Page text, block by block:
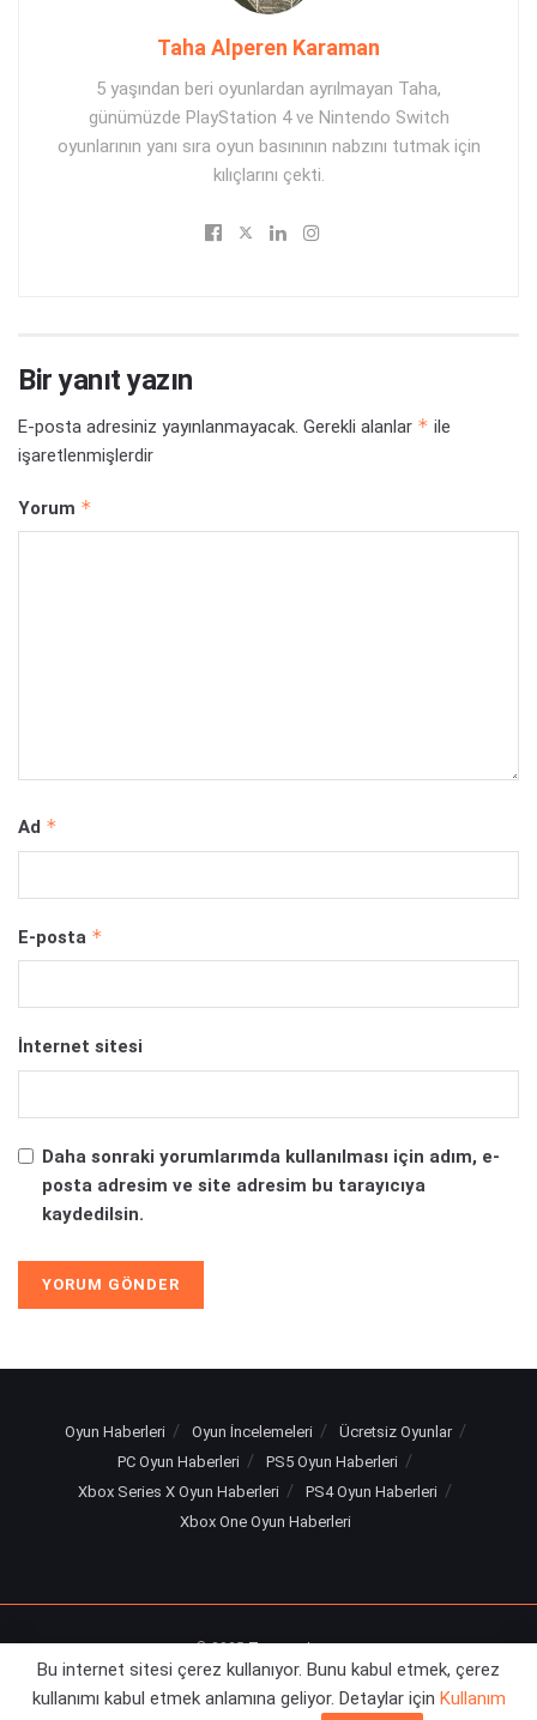
Taha Alperen Karaman
5 yaşından beri oyunlardan ayrılmayan Taha,
günümüzde PlayStation 4 ve Nintendo Switch
oyunlarının yanı sıra oyun basınının nabzını tutmak için
kılıçlarını çekti.
Bir yanıt yazın
E-posta adresiniz yayınlanmayacak. Gerekli alanlar * ile
işaretlenmişlerdir
Yorum *
Ad *
E-posta *
İnternet sitesi
Daha sonraki yorumlarımda kullanılması için adım, e-
posta adresim ve site adresim bu tarayıcıya
kaydedilsin.
Oyun Haberleri Oyun İncelemeleri
Ücretsiz Oyunlar
PC Oyun Haberleri
PS5 Oyun Haberleri
Xbox Series X Oyun Haberleri
PS4 Oyun Haberleri
Xbox One Oyun Haberleri
© 2025Turuncu Levye
Bu internet sitesi çerez kullanıyor. Bunu kabul etmek, çerez
kullanımı kabul etmek anlamına geliyor. Detaylar için Kullanım